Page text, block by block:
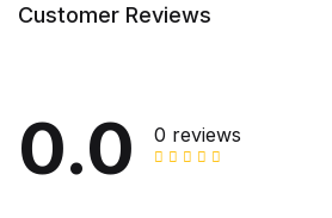
Customer Reviews
0.0 0 reviews